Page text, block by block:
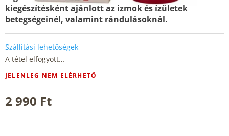
2 990 Ft
JELENLEG NEM ELÉRHETŐ
Szállítási lehetőségek
A tétel elfogyott…
kiegészítésként ajánlott az izmok és ízületek
betegségeinél, valamint rándulásoknál.